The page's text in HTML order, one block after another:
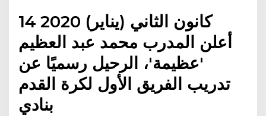
14 كانون الثاني (يناير) 2020
أعلن المدرب محمد عبد العظيم
'عظيمة'، الرحيل رسميًا عن
تدريب الفريق الأول لكرة القدم
بنادي